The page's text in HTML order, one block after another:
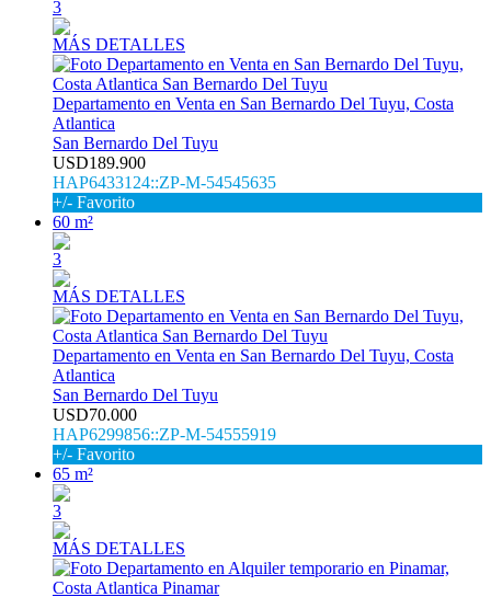
3
MÁS DETALLES
Departamento en Venta en San Bernardo Del Tuyu, Costa
Atlantica
San Bernardo Del Tuyu
USD189.900
HAP6433124::ZP-M-54545635
+/- Favorito
60 m²
3
MÁS DETALLES
Departamento en Venta en San Bernardo Del Tuyu, Costa
Atlantica
San Bernardo Del Tuyu
USD70.000
HAP6299856::ZP-M-54555919
+/- Favorito
65 m²
3
MÁS DETALLES